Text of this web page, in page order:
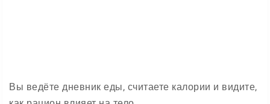
Вы ведёте дневник еды, считаете калории и видите,